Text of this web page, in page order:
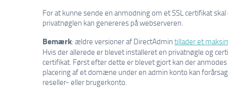
For at kunne sende en anmodning om et SSL certifikat
privatnøglen kan genereres på webserveren.
Bemærk: ældre versioner af DirectAdmin tillader et
Hvis der allerede er blevet installeret en privatnøgle og
certifikat. Først efter dette er blevet gjort kan der
placering af et domæne under en admin konto kan
reseller- eller brugerkonto.